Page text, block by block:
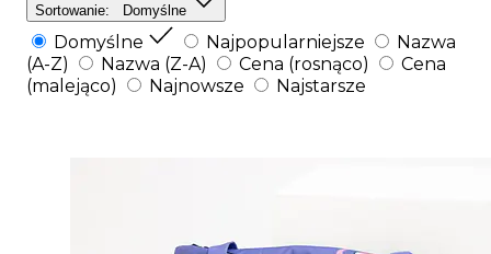
Sortowanie: Domyślne
Domyślne Najpopularniejsze
Nazwa
(A-Z)
Nazwa (Z-A) Cena (rosnąco)
Cena
(malejąco)
Najnowsze Najstarsze